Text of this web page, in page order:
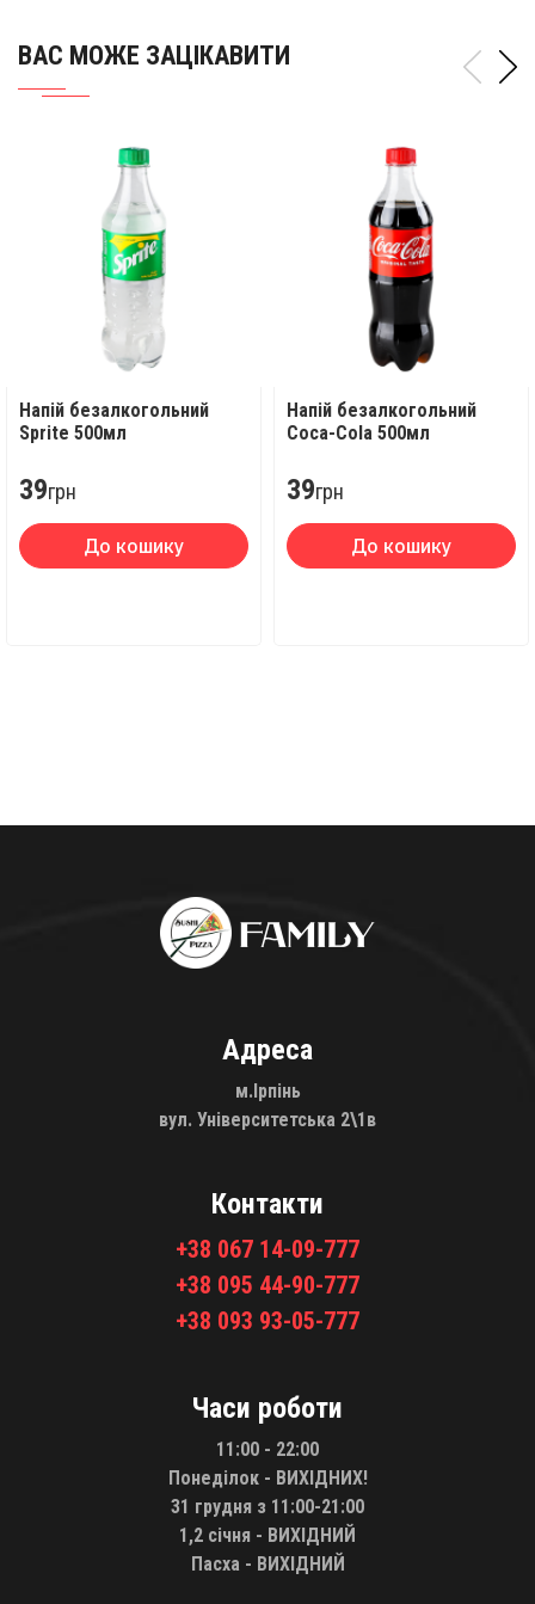
ВАС МОЖЕ ЗАЦІКАВИТИ
Напій безалкогольний
Sprite 500мл
39грн
До кошику
Напій безалкогольний
Coca-Cola 500мл
39грн
До кошику
Адреса
м.Ірпінь
вул. Університетська 2\1в
Контакти
+38 067 14-09-777
+38 095 44-90-777
+38 093 93-05-777
Часи роботи
11:00 - 22:00
Понеділок - ВИХІДНИХ!
31 грудня з 11:00-21:00
1,2 січня - ВИХІДНИЙ
Пасха - ВИХІДНИЙ